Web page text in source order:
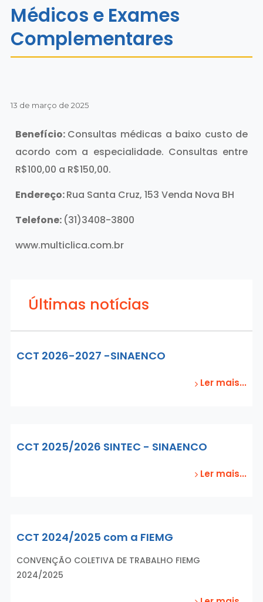
Médicos e Exames
Complementares
13 de março de 2025
Benefício: Consultas médicas a baixo custo de
acordo com a especialidade. Consultas entre
R$100,00 a R$150,00.
Endereço:Rua Santa Cruz, 153 Venda Nova BH
Telefone: (31)3408-3800
www.multiclica.com.br
Últimas notícias
CCT 2026-2027 -SINAENCO
Ler mais...
CCT 2025/2026 SINTEC - SINAENCO
Ler mais...
CCT 2024/2025 com a FIEMG
CONVENÇÃO COLETIVA DE TRABALHO FIEMG
2024/2025